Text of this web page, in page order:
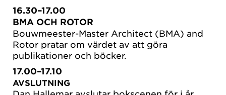
16.30–17.00
BMA OCH ROTOR
Bouwmeester-Master Architect (BMA) and
Rotor pratar om värdet av att göra
publikationer och böcker.
17.00–17.10
AVSLUTNING